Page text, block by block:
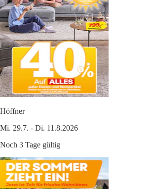
Höffner
Mi. 29.7. - Di. 11.8.2026
Noch 3 Tage gültig